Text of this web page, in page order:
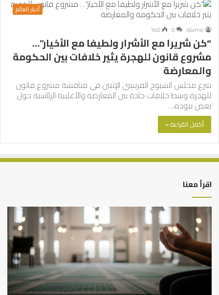
أخبار العالم
islamic
0
160
“كن شريرا مع الأشرار ولطيفا مع الأخيار”…
مشروع قانون للهجرة يثير خلافات بين الحكومة
والمعارضة
شرع مجلس الشيوخ الفرنسي الإثنين في مناقشة مشروع قانون
للهجرة وسط خلافات حادة بين المعارضة والأغلبية الرئاسية حول
بعض بنوده،…
أكمل القراءة »
اقرأ معنا
أهم
أسباب
عدم
استجابة
الدعاء
بن